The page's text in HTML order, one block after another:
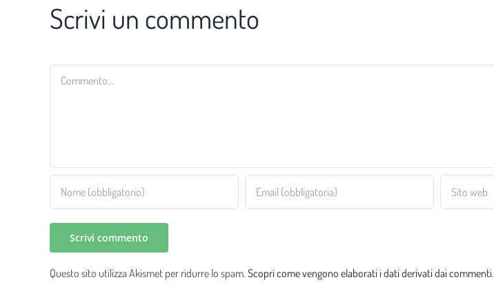
Scrivi un commento
Commento
Questo sito utilizza Akismet per ridurre lo spam. Scopri come vengono elaborati i dati derivati dai commenti.